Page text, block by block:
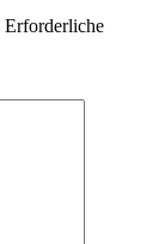
Erforderliche